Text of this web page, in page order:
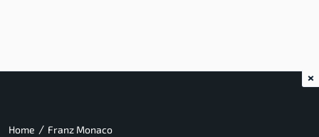
Home / Franz Monaco
×